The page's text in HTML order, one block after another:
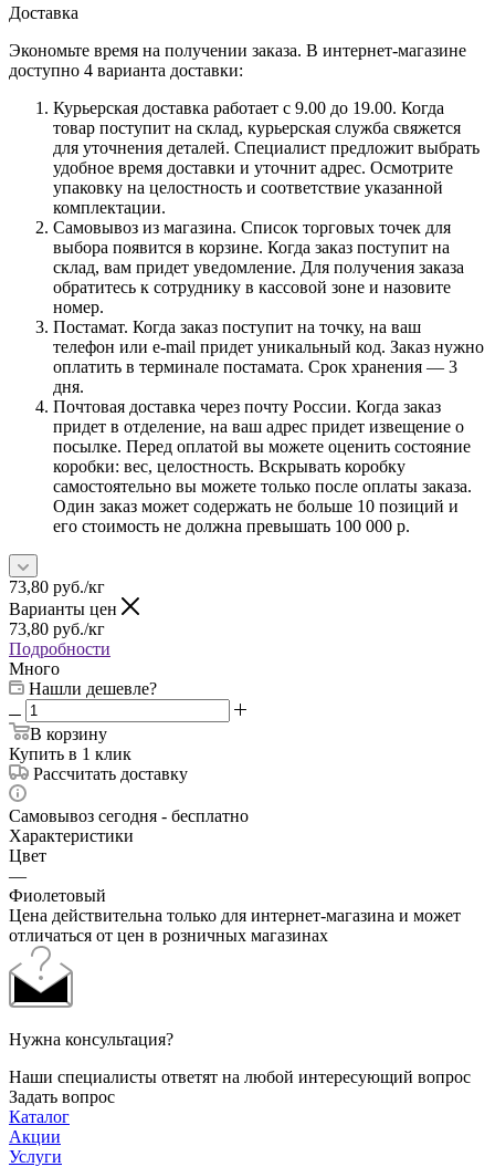
Доставка
Экономьте время на получении заказа. В интернет-магазине
доступно 4 варианта доставки:
Курьерская доставка работает с 9.00 до 19.00. Когда
товар поступит на склад, курьерская служба свяжется
для уточнения деталей. Специалист предложит выбрать
удобное время доставки и уточнит адрес. Осмотрите
упаковку на целостность и соответствие указанной
комплектации.
Самовывоз из магазина. Список торговых точек для
выбора появится в корзине. Когда заказ поступит на
склад, вам придет уведомление. Для получения заказа
обратитесь к сотруднику в кассовой зоне и назовите
номер.
Постамат. Когда заказ поступит на точку, на ваш
телефон или e-mail придет уникальный код. Заказ нужно
оплатить в терминале постамата. Срок хранения — 3
дня.
Почтовая доставка через почту России. Когда заказ
придет в отделение, на ваш адрес придет извещение о
посылке. Перед оплатой вы можете оценить состояние
коробки: вес, целостность. Вскрывать коробку
самостоятельно вы можете только после оплаты заказа.
Один заказ может содержать не больше 10 позиций и
его стоимость не должна превышать 100 000 р.
73,80 руб./кг
Варианты цен
73,80 руб./кг
Подробности
Много
Нашли дешевле?
В корзину
Купить в 1 клик
Рассчитать доставку
Самовывоз сегодня - бесплатно
Характеристики
Цвет
—
Фиолетовый
Цена действительна только для интернет-магазина и может
отличаться от цен в розничных магазинах
Нужна консультация?
Наши специалисты ответят на любой интересующий вопрос
Задать вопрос
Каталог
Акции
Услуги